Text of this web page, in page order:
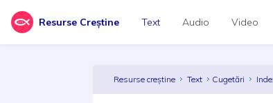
Resurse Creștine Text Audio Video
Resurse creștine Text Cugetări